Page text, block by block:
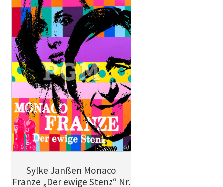
Die
Optionen
können
der
Produktseite
gewählt
werden
Sylke Janßen Monaco
Franze „Der ewige Stenz“ Nr.